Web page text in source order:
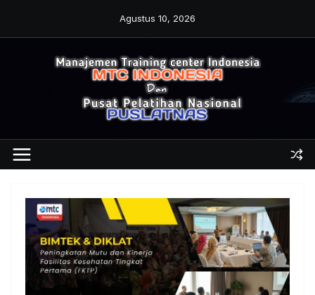
Agustus 10, 2026